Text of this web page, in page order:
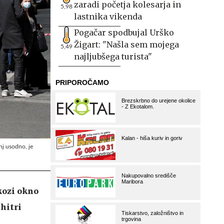
usodno, je
okno
hitri
5,98 zaradi početja kolesarja in
lastnika vikenda
5,49
Pogačar spodbujal Urško
Žigart: "Našla sem mojega
najljubšega turista"